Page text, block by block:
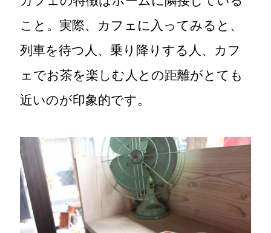
こと。実際、カフェに入ってみると、
列車を待つ人、乗り降りする人、カフ
ェでお茶を楽しむ人との距離がとても
近いのが印象的です。